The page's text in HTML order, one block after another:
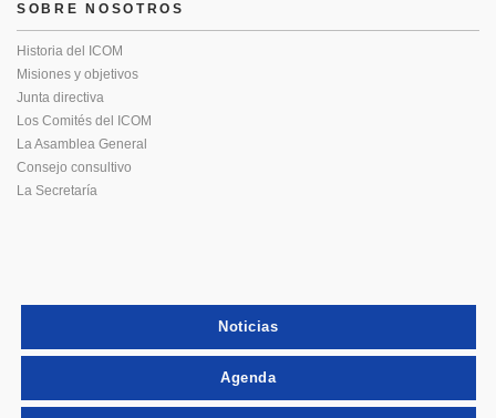
SOBRE NOSOTROS
Historia del ICOM
Misiones y objetivos
Junta directiva
Los Comités del ICOM
La Asamblea General
Consejo consultivo
La Secretaría
Noticias
Agenda